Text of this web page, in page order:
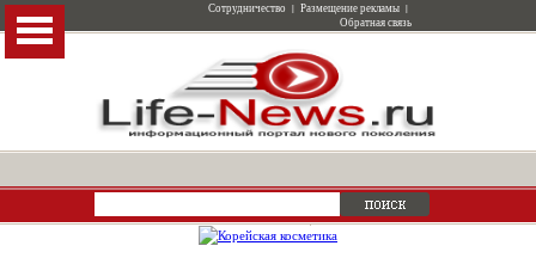
Сотрудничество | Размещение рекламы |
Обратная связь